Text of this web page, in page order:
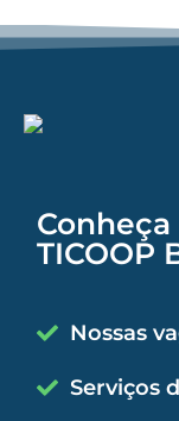
TICOOP
Nossas
Serviços